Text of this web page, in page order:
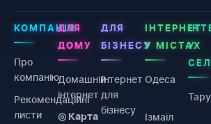
КОМПАНІЯ
Про
компанію
Рекомендаційні
листи
ДЛЯ
ДОМУ
Домашній
інтернет
◎ Карта
ДЛЯ
БІЗНЕСУ
Інтернет
для
бізнесу
ІНТЕРНЕТ
У МІСТАХ
Одеса
Ізмаїл
У